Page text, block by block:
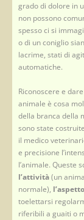
grado di dolore in
non possono
spesso ci si
o di un coniglio
lacrime, stati di
automatiche.
Riconoscere e
animale è cosa
della branca della
sono state
il medico
e precisione
l’animale. Queste
l’attività(un
normale),
toelettarsi
riferibili a guaiti o